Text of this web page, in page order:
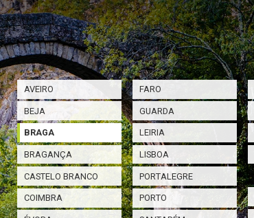
AVEIRO
BEJA
BRAGA
BRAGANÇA
CASTELO BRANCO
COIMBRA
FARO
GUARDA
LEIRIA
LISBOA
PORTALEGRE
PORTO